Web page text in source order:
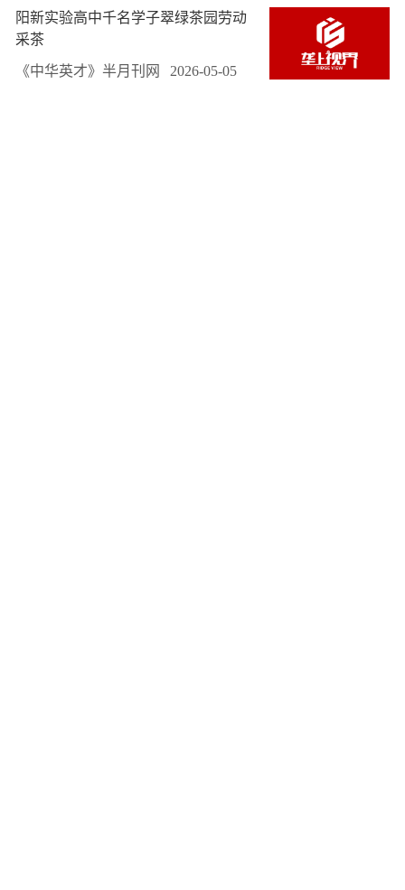
阳新实验高中千名学子翠绿茶园劳动
采茶
《中华英才》半月刊网 2026-05-05